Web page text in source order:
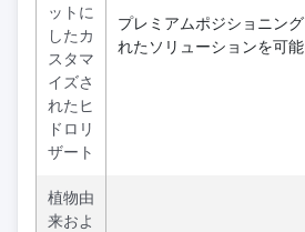
ットに
したカ
スタマ
イズさ
れたヒ
ドロリ
ザート
プレミアムポジショニン
れたソリューションを可
植物由
来およ